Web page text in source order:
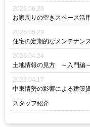
2026.06.26
お家周りの空きスペース活
2026.05.29
住宅の定期的なメンテナン
2026.04.24
土地情報の見方 ～入門編～
2026.04.17
中東情勢の影響による建築
スタッフ紹介